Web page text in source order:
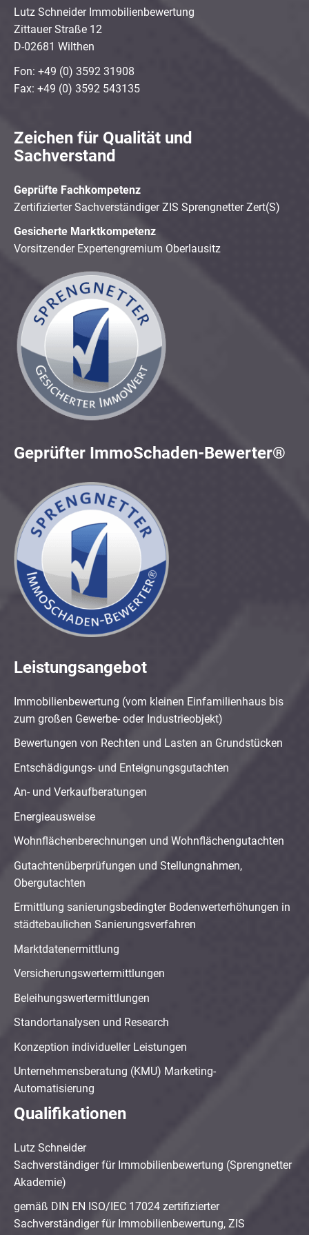
Lutz Schneider Immobilienbewertung
Zittauer Straße 12
D-02681 Wilthen
Fon: +49 (0) 3592 31908
Fax: +49 (0) 3592 543135
Zeichen für Qualität und
Sachverstand
Geprüfte Fachkompetenz
Zertifizierter Sachverständiger ZIS Sprengnetter Zert(S)
Gesicherte Marktkompetenz
Vorsitzender Expertengremium Oberlausitz
Geprüfter ImmoSchaden-Bewerter®
Leistungsangebot
Immobilienbewertung (vom kleinen Einfamilienhaus bis
zum großen Gewerbe- oder Industrieobjekt)
Bewertungen von Rechten und Lasten an Grundstücken
Entschädigungs- und Enteignungsgutachten
An- und Verkaufberatungen
Energieausweise
Wohnflächenberechnungen und Wohnflächengutachten
Gutachtenüberprüfungen und Stellungnahmen,
Obergutachten
Ermittlung sanierungsbedingter Bodenwerterhöhungen in
städtebaulichen Sanierungsverfahren
Marktdatenermittlung
Versicherungswertermittlungen
Beleihungswertermittlungen
Standortanalysen und Research
Konzeption individueller Leistungen
Unternehmensberatung (KMU) Marketing-
Automatisierung
Qualifikationen
Lutz Schneider
Sachverständiger für Immobilienbewertung (Sprengnetter
Akademie)
gemäß DIN EN ISO/IEC 17024 zertifizierter
Sachverständiger für Immobilienbewertung, ZIS